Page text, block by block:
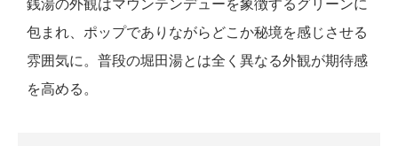
銭湯の外観はマウンテンデューを象徴するグリーンに
包まれ、ポップでありながらどこか秘境を感じさせる
雰囲気に。普段の堀田湯とは全く異なる外観が期待感
を高める。